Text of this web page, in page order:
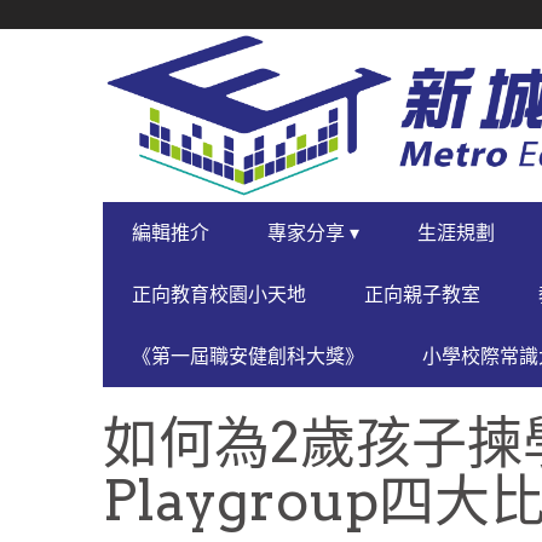
NAVIGATION
PRIMARY
NAVIGATION
編輯推介 專家分享 ▾ 生涯規劃
正向教育校園小天地 正向親子教室
《第一屆職安健創科大獎》 小學校際常
如何為2歲孩子
Playgroup四大